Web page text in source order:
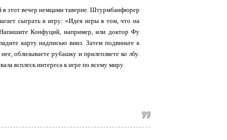
в этот вечер немцами таверне. Штурмбанфюрер
сыграть в игру: «Идея игры в том, что на
Конфуций, например, или доктор Фу
карту надписью вниз. Затем подвиньте к
облизываете рубашку и прилепляете ко лбу.
всплеск интереса к игре по всему миру.